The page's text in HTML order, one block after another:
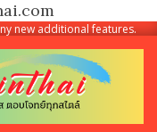
new additional features.